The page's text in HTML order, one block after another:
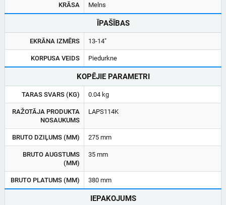
KRĀSA Melns
ĪPAŠĪBAS
EKRĀNA IZMĒRS 13-14"
KORPUSA VEIDS Piedurkne
KOPĒJIE PARAMETRI
TARAS SVARS (KG) 0.04 kg
RAŽOTĀJA PRODUKTA
NOSAUKUMS
LAPS114K
BRUTO DZIĻUMS (MM) 275 mm
BRUTO AUGSTUMS
(MM)
35 mm
BRUTO PLATUMS (MM) 380 mm
IEPAKOJUMS